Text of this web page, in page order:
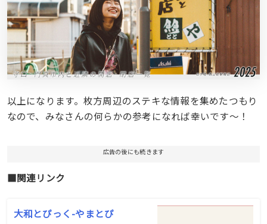
以上になります。枚方周辺のステキな情報を集めたつもり
なので、みなさんの何らかの参考になれば幸いです〜！
広告の後にも続きます
■関連リンク
大和とぴっく-やまとぴ